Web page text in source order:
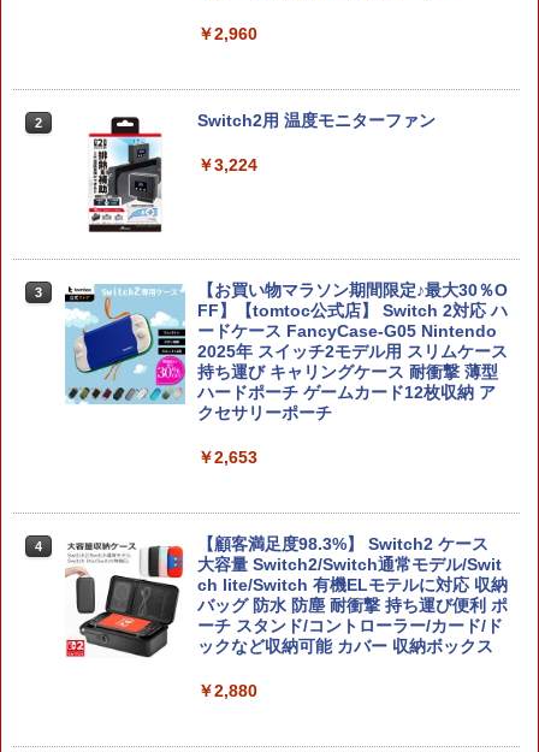
￥2,960
2 Switch2用 温度モニターファン
￥3,224
3
【お買い物マラソン期間限定♪最大30％O
FF】【tomtoc公式店】 Switch 2対応 ハ
ードケース FancyCase-G05 Nintendo
2025年 スイッチ2モデル用 スリムケース
持ち運び キャリングケース 耐衝撃 薄型
ハードポーチ ゲームカード12枚収納 ア
クセサリーポーチ
￥2,653
4
【顧客満足度98.3%】 Switch2 ケース
大容量 Switch2/Switch通常モデル/Swit
ch lite/Switch 有機ELモテルに対応 収納
バッグ 防水 防塵 耐衝撃 持ち運び便利 ポ
ーチ スタンド/コントローラー/カード/ド
ックなど収納可能 カバー 収納ボックス
￥2,880